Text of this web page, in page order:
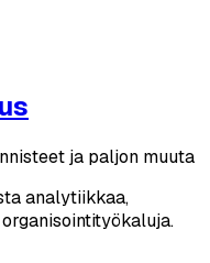
ja paljon muuta
analytiikkaa,